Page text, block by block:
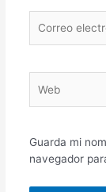
electrónico*
Guarda mi
navegador